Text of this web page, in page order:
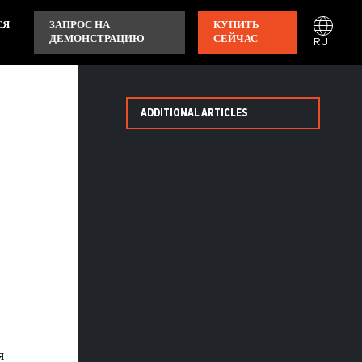
ЗАПРОС НА
ДЕМОНСТРАЦИЮ
КУПИТЬ
СЕЙЧАС
RU
ADDITIONAL ARTICLES